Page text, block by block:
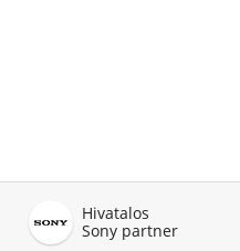
Hivatalos
Sony partner